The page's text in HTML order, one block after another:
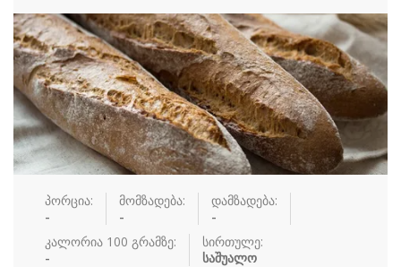
სუპები სუში ტკბილეული ფასტ ფუდი
ფასტ ფუდი ფუნთუშები ქათამი ქართული
ყავა ჩაი ცომეული ხორცი
ჯანსაღი კვ…
რეცეპტები
რჩევები
პორცია:
-
მომზადება:
-
დამზადება:
-
კალორია 100 გრამზე:
-
სირთულე:
საშუალო